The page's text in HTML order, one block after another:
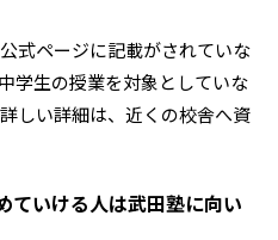
式ページに記載がされていな
学生の授業を対象としていな
しい詳細は、近くの校舎へ資
ていける人は武田塾に向い